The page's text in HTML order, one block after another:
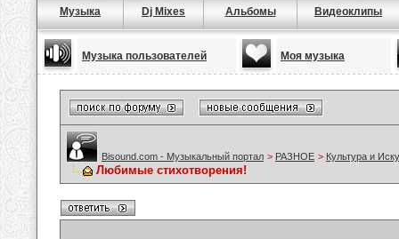
Музыка Dj Mixes Альбомы Видеоклипы
Музыка пользователей Моя музыка
Bisound.com - Музыкальный портал > РАЗНОЕ > Культура и
Любимые стихотворения!